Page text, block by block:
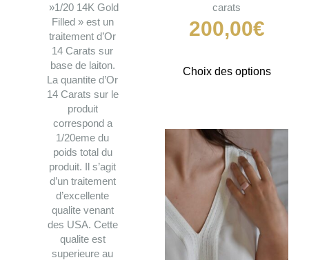
»1/20 14K Gold
Filled » est un
traitement d’Or
14 Carats sur
base de laiton.
La quantite d’Or
14 Carats sur le
produit
correspond a
1/20eme du
poids total du
produit. Il s’agit
d’un traitement
d’excellente
qualite venant
des USA. Cette
qualite est
superieure au
carats
200,00€
Choix des optionsCe
options
peuvent
être